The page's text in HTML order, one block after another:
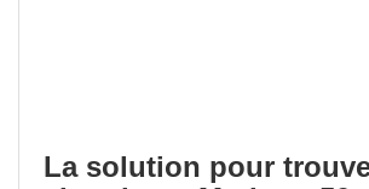
La solution pour